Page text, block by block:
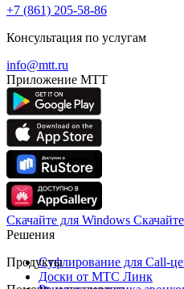
+7 (861) 205-58-86
Консультация по услугам
info@mtt.ru
Приложение МТТ
Скачайте для Windows
Решения
Суфлирование для
Доски от МТС Линк
Продукты